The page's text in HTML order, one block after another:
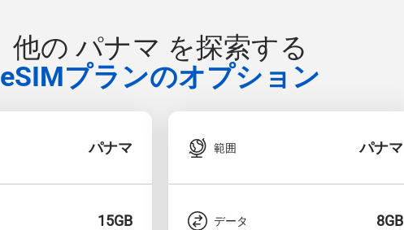
他の パナマ を探索する
eSIMプランのオプション
パナマ
15GB
範囲 パナマ
データ 8GB